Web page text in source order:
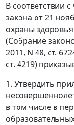
В соответствии
закона от 21
охраны
(Собрание
2011, N 48, ст.
ст. 4219)
1. Утвердить
в том числе в